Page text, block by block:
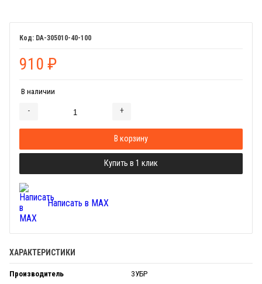
DA-305010-40-100
910 ₽
В наличии
- +
В корзину
Купить в 1 клик
Написать в MAX
ХАРАКТЕРИСТИКИ
Производитель ЗУБР